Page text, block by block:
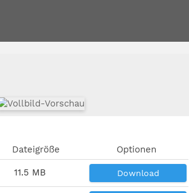
Dateigröße Optionen
11.5 MB Download